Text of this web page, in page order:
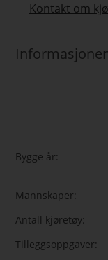
Kontakt om
Bygge år:
Mannskaper:
Antall kjøretøy:
Tilleggsoppgaver: